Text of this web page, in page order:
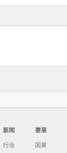
新闻
行业
赛展
国展